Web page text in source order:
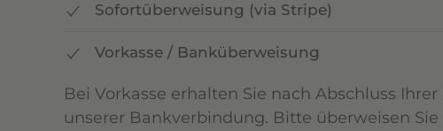
Sofortüberweisung (via Stripe)
Vorkasse / Banküberweisung
Bei Vorkasse erhalten Sie nach Abschluss
unserer Bankverbindung. Bitte überweisen